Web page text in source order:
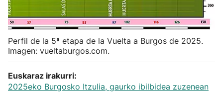
Atletismo
Carreras de montaña
Más deportes
"Helmuga"
Perfil de la 5ª etapa de la Vuelta a Burgos de 2025.
Imagen: vueltaburgos.com.
Euskaraz irakurri:
2025eko Burgosko Itzulia, gaurko ibilbidea zuzenean